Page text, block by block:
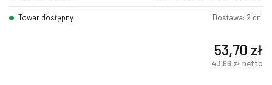
Towar dostępny Dostawa: 2 dni
53,70 zł
43,66 złnetto